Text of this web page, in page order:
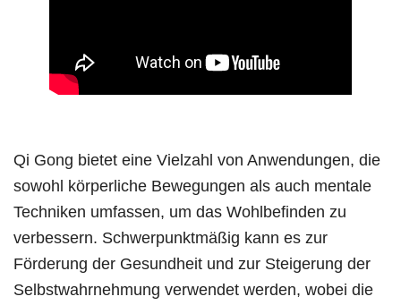
Qi Gong bietet eine Vielzahl von Anwendungen, die
sowohl körperliche Bewegungen als auch mentale
Techniken umfassen, um das Wohlbefinden zu
verbessern. Schwerpunktmäßig kann es zur
Förderung der Gesundheit und zur Steigerung der
Selbstwahrnehmung verwendet werden, wobei die